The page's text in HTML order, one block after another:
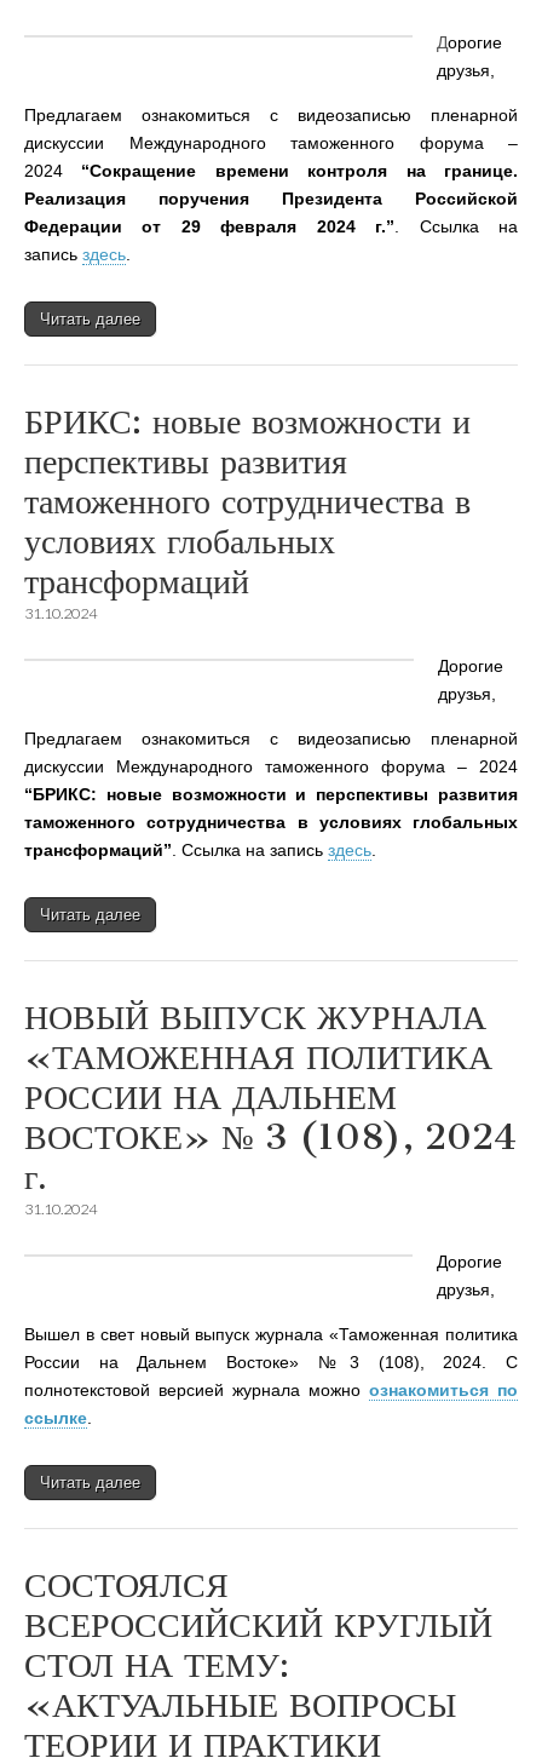
Дорогие
друзья,
Предлагаем ознакомиться с видеозаписью пленарной
дискуссии Международного таможенного форума –
2024 “Сокращение времени контроля на границе.
Реализация поручения Президента Российской
Федерации от 29 февраля 2024 г.” . Сcылка на
запись здесь
Читать далее
БРИКС: новые возможности и
перспективы развития
таможенного сотрудничества в
условиях глобальных
трансформаций
31.10.2024
Дорогие
друзья,
Предлагаем ознакомиться с видеозаписью пленарной
дискуссии Международного таможенного форума – 2024
“БРИКС: новые возможности и перспективы развития
таможенного сотрудничества в условиях глобальных
трансформаций” . Сcылка на запись здесь
Читать далее
НОВЫЙ ВЫПУСК ЖУРНАЛА
«ТАМОЖЕННАЯ ПОЛИТИКА
РОССИИ НА ДАЛЬНЕМ
ВОСТОКЕ» № 3 (108), 2024
г.
31.10.2024
Дорогие
друзья,
Вышел в свет новый выпуск журнала «Таможенная политика
России на Дальнем Востоке» №3 (108), 2024. С
полнотекстовой версией журнала можно ознакомиться по
ссылке
Читать далее
СОСТОЯЛСЯ
ВСЕРОССИЙСКИЙ КРУГЛЫЙ
СТОЛ НА ТЕМУ:
«АКТУАЛЬНЫЕ ВОПРОСЫ
ТЕОРИИ И ПРАКТИКИ